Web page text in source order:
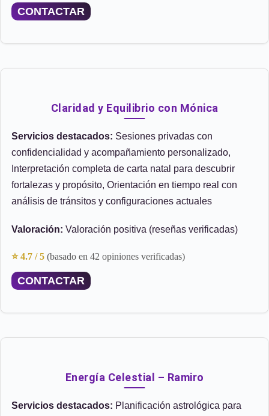
CONTACTAR
Claridad y Equilibrio con Mónica
Servicios destacados: Sesiones privadas con
confidencialidad y acompañamiento personalizado,
Interpretación completa de carta natal para descubrir
fortalezas y propósito, Orientación en tiempo real con
análisis de tránsitos y configuraciones actuales
Valoración: Valoración positiva (reseñas verificadas)
⭐ 4.7 / 5 (basado en 42 opiniones verificadas)
CONTACTAR
Energía Celestial – Ramiro
Servicios destacados: Planificación astrológica para